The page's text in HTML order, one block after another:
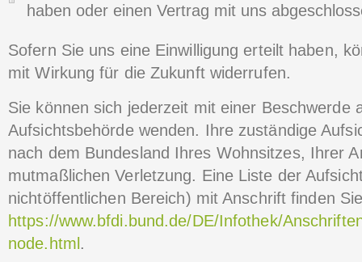
haben oder einen Vertrag mit uns
Sofern Sie uns eine Einwilligung erteilt haben,
mit Wirkung für die Zukunft widerrufen.
Sie können sich jederzeit mit einer Beschwerde
Aufsichtsbehörde wenden. Ihre zuständige
nach dem Bundesland Ihres Wohnsitzes, Ihrer
mutmaßlichen Verletzung. Eine Liste der
nichtöffentlichen Bereich) mit Anschrift finden
https://www.bfdi.bund.de/DE/Infothek/
node.html.